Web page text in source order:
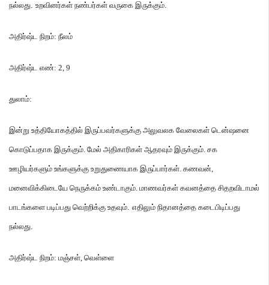
நல்லது. உறவினர்கள் நண்பர்கள் வருகை இருக்கும்.
அதிர்ஷ்ட நிறம்: நீலம்
அதிர்ஷ்ட எண்: 2, 9
துலாம்:
இன்று உத்தியோகத்தில் இருப்பவர்களுக்கு அலுவலக வேலைகள் டென்ஷனை
கொடுப்பதாக இருக்கும். மேல் அதிகாரிகள் ஆதரவும் இருக்கும். சக
ஊழியர்களும் உங்களுக்கு உறுதுணையாக இருப்பார்கள். கணவன்,
மனைவிக்கிடையே நெருக்கம் உண்டாகும். மாணவர்கள் கவனத்தை சிதறவிடாமல்
பாடங்களை படிப்பது வெற்றிக்கு உதவும். எதிலும் நிதானத்தை கடைபிடிப்பது
நல்லது.
அதிர்ஷ்ட நிறம்: மஞ்சள், வெள்ளை